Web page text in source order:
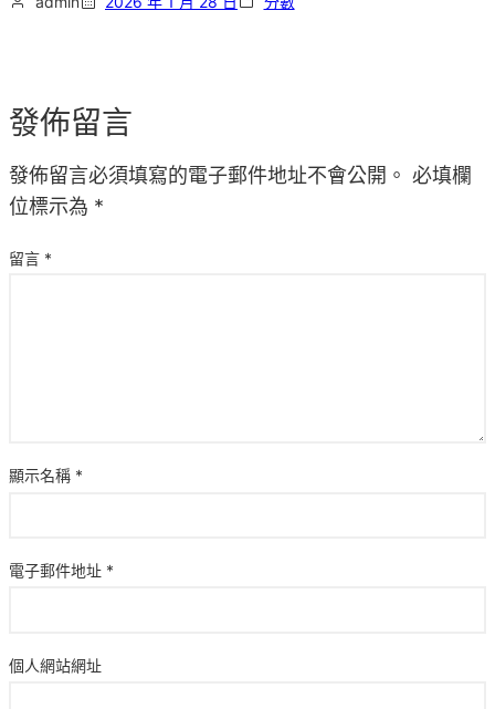
發佈留言
發佈留言必須填寫的電子郵件地址不會公開。 必填欄
位標示為 *
留言 *
顯示名稱 *
電子郵件地址 *
個人網站網址